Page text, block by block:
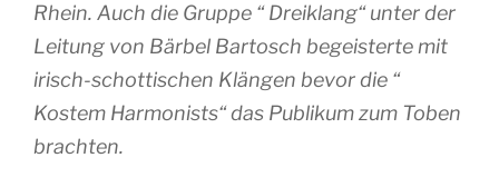
Rhein. Auch die Gruppe “ Dreiklang“ unter der
Leitung von Bärbel Bartosch begeisterte mit
irisch-schottischen Klängen bevor die “
Kostem Harmonists“ das Publikum zum Toben
brachten.